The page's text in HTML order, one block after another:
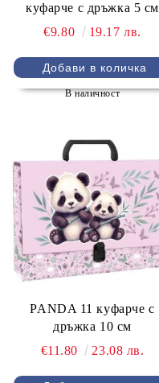
куфарче с дръжка 5 см
€9.80
19.17 лв.
В наличност
PANDA 11 куфарче с
дръжка 10 см
€11.80
23.08 лв.